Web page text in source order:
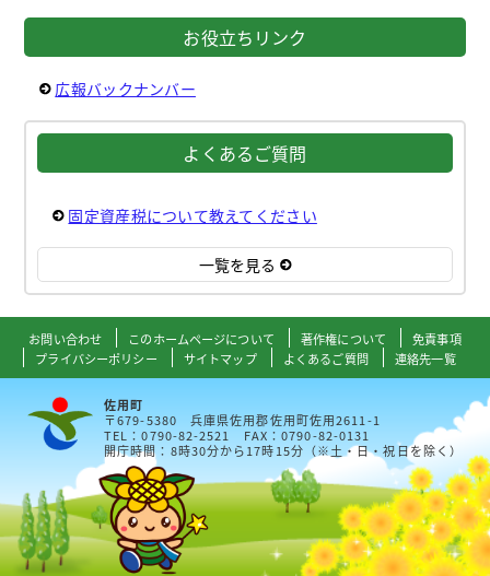
お役立ちリンク
広報バックナンバー
よくあるご質問
固定資産税について教えてください
一覧を見る
お問い合わせ このホームページについて 著作権について
免責事項
プライバシーポリシー
サイトマップ よくあるご質問 連絡先一覧
佐用町
〒679-5380 兵庫県佐用郡佐用町佐用2611-1
TEL：0790-82-2521 FAX：0790-82-0131
開庁時間：8時30分から17時15分（※土・日・祝日を除く）